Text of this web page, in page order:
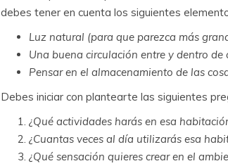
debes tener en cuenta los siguientes
Luz natural (para que parezca más
Una buena circulación entre y dentro de
Pensar en el almacenamiento de las
Debes iniciar con plantearte las siguientes
¿Qué actividades harás en esa
¿Cuantas veces al día utilizarás esa
¿Qué sensación quieres crear en el